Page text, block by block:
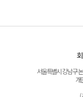
서울특별시 강남구
개